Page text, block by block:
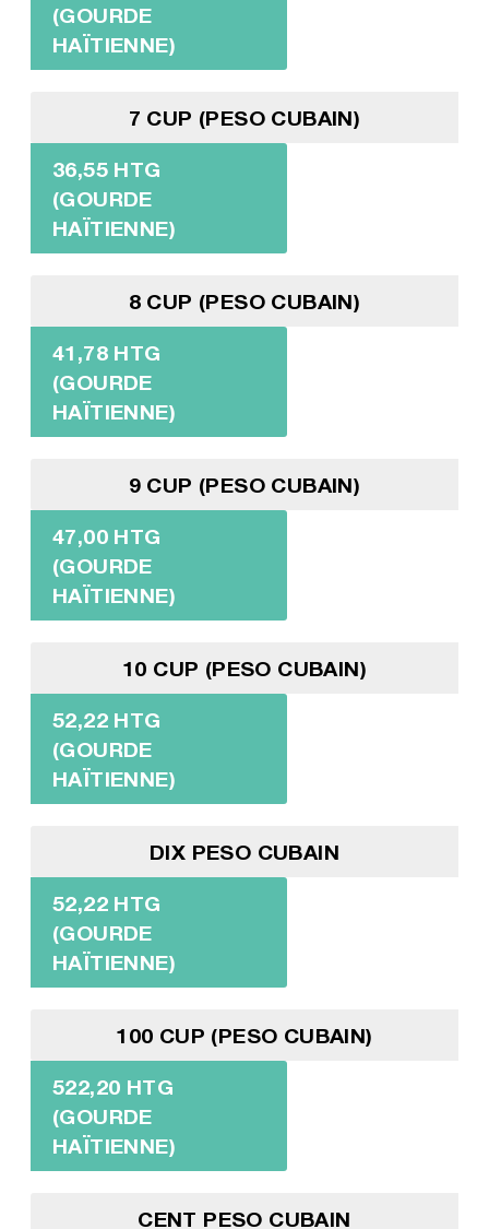
(GOURDE
HAÏTIENNE)
7 CUP (PESO CUBAIN)
36,55 HTG
(GOURDE
HAÏTIENNE)
8 CUP (PESO CUBAIN)
41,78 HTG
(GOURDE
HAÏTIENNE)
9 CUP (PESO CUBAIN)
47,00 HTG
(GOURDE
HAÏTIENNE)
10 CUP (PESO CUBAIN)
52,22 HTG
(GOURDE
HAÏTIENNE)
DIX PESO CUBAIN
52,22 HTG
(GOURDE
HAÏTIENNE)
100 CUP (PESO CUBAIN)
522,20 HTG
(GOURDE
HAÏTIENNE)
CENT PESO CUBAIN